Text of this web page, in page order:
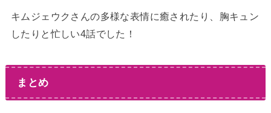
キムジェウクさんの多様な表情に癒されたり、胸キュン
したりと忙しい4話でした！
まとめ